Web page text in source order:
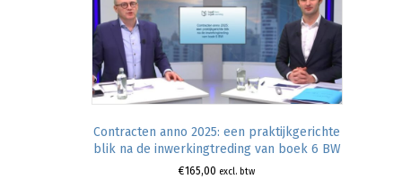
Contracten anno 2025: een praktijkgerichte
blik na de inwerkingtreding van boek 6 BW
€165,00 excl. btw